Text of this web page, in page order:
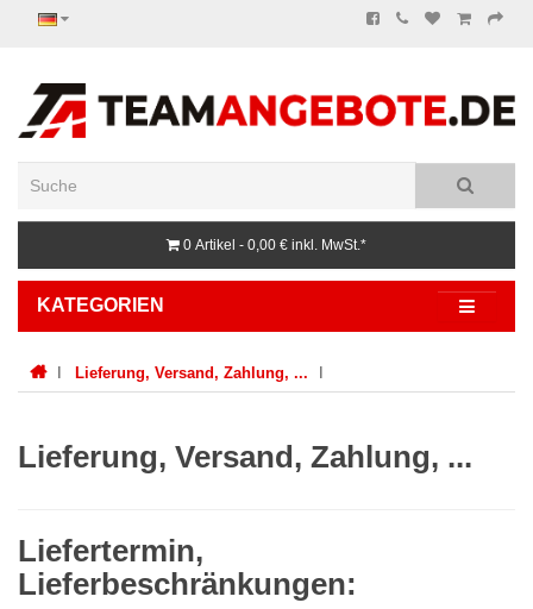
0 Artikel - 0,00 € inkl. MwSt.*
KATEGORIEN
Lieferung, Versand, Zahlung, ...
Lieferung, Versand, Zahlung, ...
Liefertermin,
Lieferbeschränkungen: